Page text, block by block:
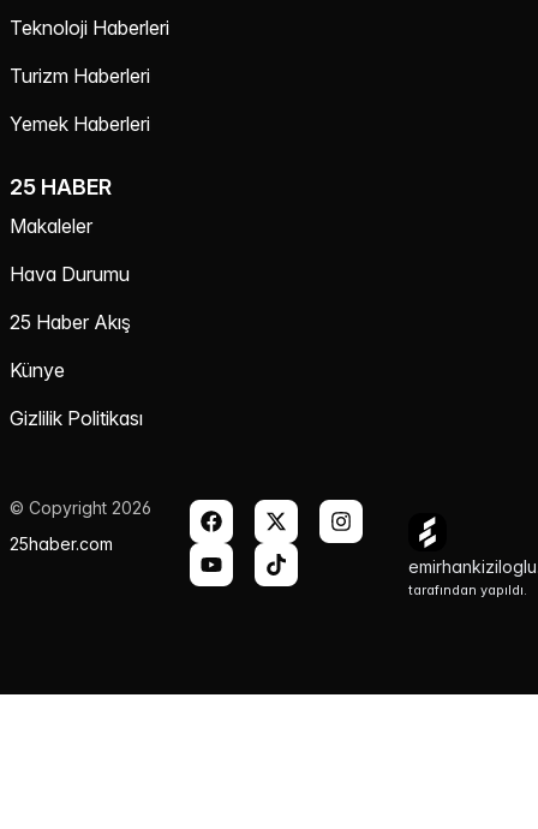
Teknoloji Haberleri
Turizm Haberleri
Yemek Haberleri
25 HABER
Makaleler
Hava Durumu
25 Haber Akış
Künye
Gizlilik Politikası
© Copyright 2026
25haber.com
tarafından yapıldı.